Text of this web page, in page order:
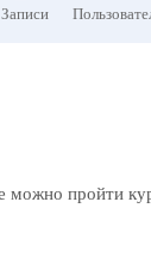
Записи
можно пройти